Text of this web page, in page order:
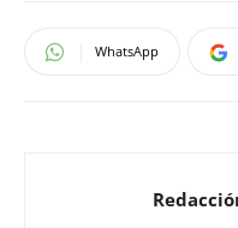
WhatsApp